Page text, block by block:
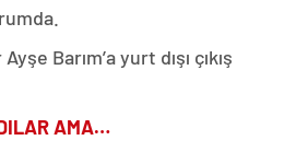
Barım’a yurt dışı çıkış
AMA…